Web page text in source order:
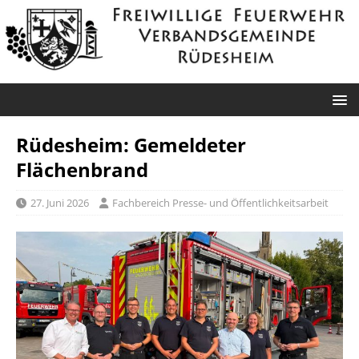
Rüdesheim: Gemeldeter
Flächenbrand
27. Juni 2026 Fachbereich Presse- und Öffentlichkeitsarbeit